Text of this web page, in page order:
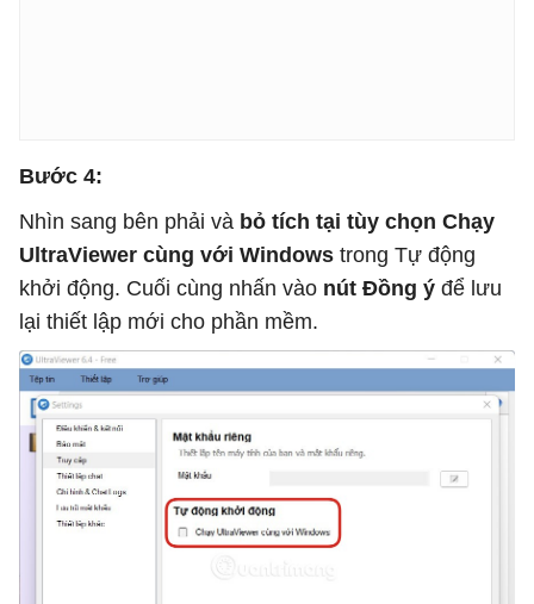
Bước 4:
Nhìn sang bên phải và bỏ tích tại tùy chọn Chạy
UltraViewer cùng với Windows trong Tự động
khởi động. Cuối cùng nhấn vào nút Đồng ý để lưu
lại thiết lập mới cho phần mềm.